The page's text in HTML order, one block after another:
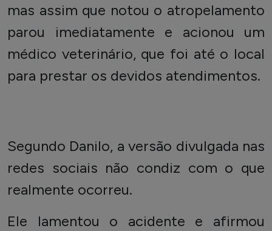
mas assim que notou o atropelamento
parou imediatamente e acionou um
médico veterinário, que foi até o local
para prestar os devidos atendimentos.
Segundo Danilo, a versão divulgada nas
redes sociais não condiz com o que
realmente ocorreu.
Ele lamentou o acidente e afirmou